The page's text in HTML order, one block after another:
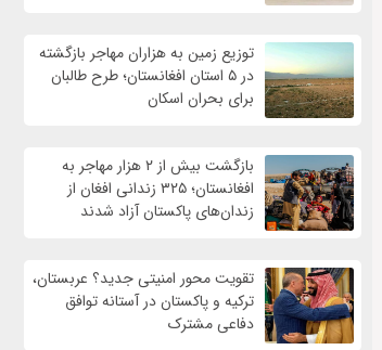
توزیع زمین به هزاران مهاجر بازگشته
در ۵ استان افغانستان؛ طرح طالبان
برای بحران اسکان
بازگشت بیش از ۲ هزار مهاجر به
افغانستان؛ ۳۲۵ زندانی افغان از
زندان‌های پاکستان آزاد شدند
تقویت محور امنیتی جدید؟ عربستان،
ترکیه و پاکستان در آستانه توافق
دفاعی مشترک